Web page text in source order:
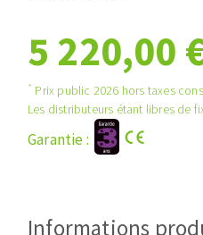
TRAITEMENT
Disques à lamelles
Disque intissé
Disques fibre
Roues à lamelles
Meules de tourets
Aspirateurs
5 220,00
* Prix public 2026 hors taxes
Les distributeurs étant libres de
Garantie :
Informations